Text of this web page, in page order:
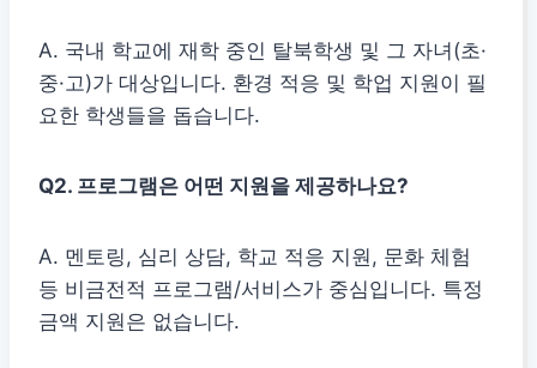
A. 국내 학교에 재학 중인 탈북학생 및 그 자녀(초·
중·고)가 대상입니다. 환경 적응 및 학업 지원이 필
요한 학생들을 돕습니다.
Q2. 프로그램은 어떤 지원을 제공하나요?
A. 멘토링, 심리 상담, 학교 적응 지원, 문화 체험
등 비금전적 프로그램/서비스가 중심입니다. 특정
금액 지원은 없습니다.